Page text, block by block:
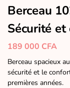
Berceau
Sécurité
189 000 CFA
Berceau spacieux
sécurité et le
premières années.